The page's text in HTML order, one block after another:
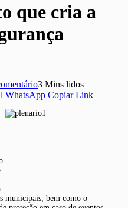
que cria a
3 Mins lidos
WhatsApp Copiar Link
municipais, bem como o